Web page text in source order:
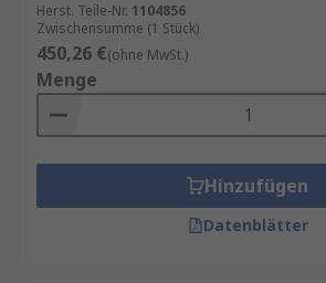
Herst. Teile-Nr. 1104856
Zwischensumme (1 Stück)
450,26 €(ohne MwSt.)
Menge
Hinzufügen
Datenblätter